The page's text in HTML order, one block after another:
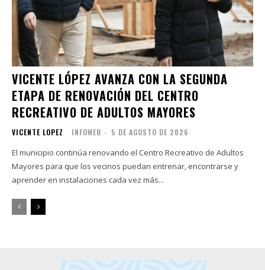
VICENTE LÓPEZ AVANZA CON LA SEGUNDA
ETAPA DE RENOVACIÓN DEL CENTRO
RECREATIVO DE ADULTOS MAYORES
VICENTE LOPEZ INFOWEB - 5 DE AGOSTO DE 2026
El municipio continúa renovando el Centro Recreativo de Adultos
Mayores para que los vecinos puedan entrenar, encontrarse y
aprender en instalaciones cada vez más...